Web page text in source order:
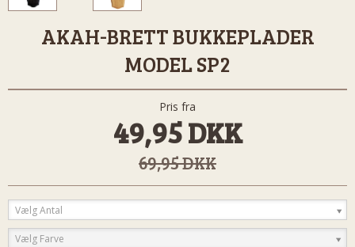
AKAH-BRETT BUKKEPLADER
MODEL SP2
Pris fra
49,95 DKK
69,95 DKK
Vælg Antal
Vælg Farve